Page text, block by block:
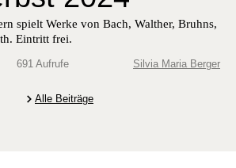
spielt Werke von Bach, Walther, Bruhns,
Ein­tritt frei.
691 Aufrufe Silvia Maria Berger
Alle Beiträge